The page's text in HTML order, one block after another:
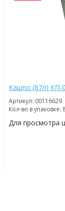
Кашпо (87л) КП-
Артикул: 00116629
Кол-во в упаковке:
Для просмотра